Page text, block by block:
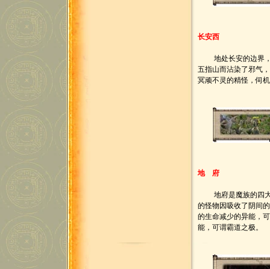
长安西
地处长安的边界，
五指山而沾染了邪气
冥顽不灵的精怪，伺
地 府
地府是魔族的四大
的怪物因吸收了阴间
的生命减少的异能，
能，可谓霸道之极。